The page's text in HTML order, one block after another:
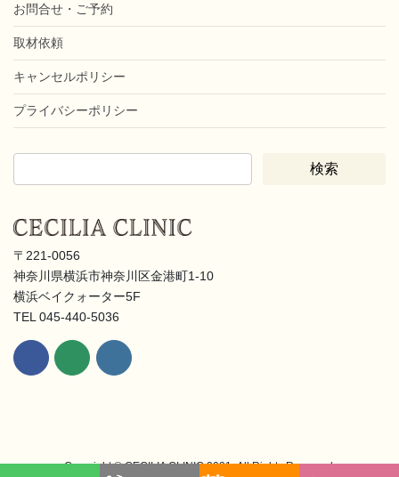
お問合せ・ご予約
取材依頼
キャンセルポリシー
プライバシーポリシー
〒221-0056
神奈川県横浜市神奈川区金港町1-10
横浜ベイクォーター5F
TEL 045-440-5036
Copyright © CECILIA CLINIC 2021- All Rights Reserved.